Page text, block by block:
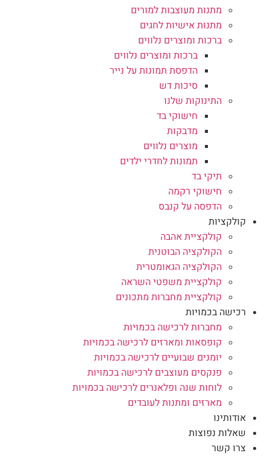
מתנות מעוצבות למורים
מתנות אישיות לחגים
ברכות ומוצרים נלווים
ברכות ומוצרים נלווים
הדפסת תמונות על נייר
סיכות דש
התינוקות שלנו
חישוקי בד
מדבקות
מוצרים נלווים
תמונות לחדרי ילדים
תיקי בד
חישוקי רקמה
הדפסה על קנבס
קולקציות
קולקציית אהבה
הקולקציה הבוטנית
הקולקציה הגאומטרית
קולקציית משפטי השראה
קולקציית מחברות מתכונים
רכישה בכמויות
מחברות לרכישה בכמויות
קופסאות ומארזים לרכישה בכמויות
יומנים שבועיים לרכישה בכמויות
פנקסים מעוצבים לרכישה בכמויות
לוחות שנה ופלאנרים לרכישה בכמויות
מארזים ומתנות לעובדים
אודותינו
שאלות נפוצות
צרו קשר